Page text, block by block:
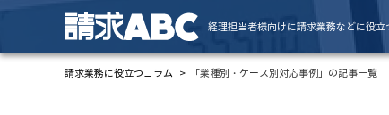
経理担当者様向けに請求業務などに役立
請求業務に役立つコラム 「業種別・ケース別対応事例」の記事一覧